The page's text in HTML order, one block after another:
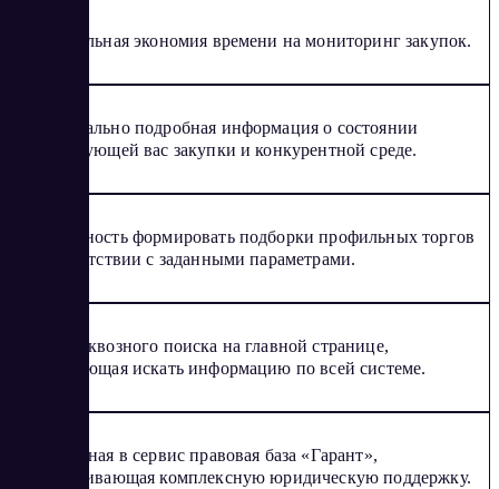
Колоссальная экономия времени на мониторинг закупок.
Максимально подробная информация о состоянии
интересующей вас закупки и конкурентной среде.
Возможность формировать подборки профильных торгов
в соответствии с заданными параметрами.
Форма сквозного поиска на главной странице,
позволяющая искать информацию по всей системе.
Встроенная в сервис правовая база «Гарант»,
обеспечивающая комплексную юридическую поддержку.